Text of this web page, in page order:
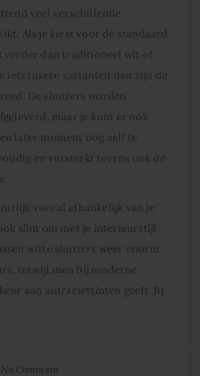
veel verschillende
Als je kiest voor de standaard
verder dan traditioneel wit of
iets luxere varianten dan zijn de
De shutters worden
maar je kunt er ook
later moment nog zelf te
en versterkt tevens ook de
vooral afhankelijk van je
slim om met je interieurstijl
witte shutters weer enorm
terwijl men bij moderne
aan antraciettinten geeft. Jij
No Comment